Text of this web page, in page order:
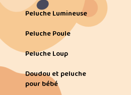
Peluche Lumineuse
Peluche Poule
Peluche Loup
Doudou et peluche
pour bébé